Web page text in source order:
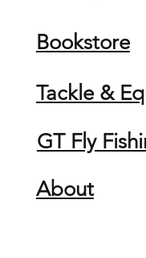
Bookstore
Tackle &
GT Fly
About